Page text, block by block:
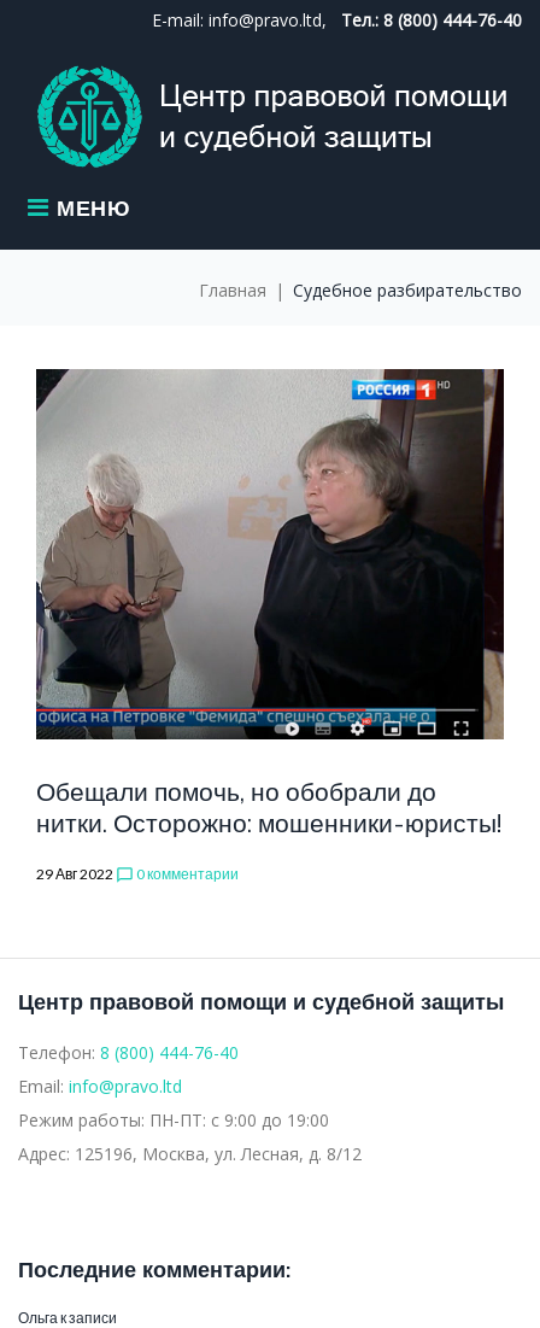
content
E-mail: info@pravo.ltd, Тел.: 8 (800) 444-76-40
МЕНЮ
Главная | Судебное разбирательство
МЕТКА:
СУДЕБНОЕ
Обещали помочь, но обобрали до
нитки. Осторожно: мошенники-юристы!
29 Авг 2022 chat_bubble_outline 0 комментарии
Центр правовой помощи и судебной защиты
Телефон: 8 (800) 444-76-40
Email: info@pravo.ltd
Режим работы: ПН-ПТ: с 9:00 до 19:00
Адрес: 125196, Москва, ул. Лесная, д. 8/12
Последние комментарии:
Ольга к записи